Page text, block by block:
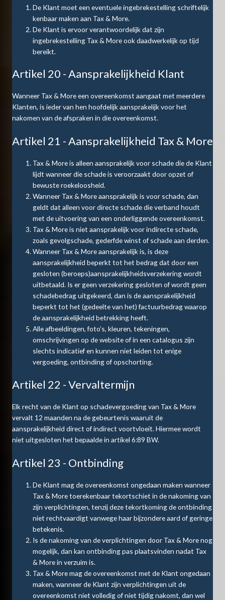
De Klant moet een eventuele ingebrekestelling schriftelijk
kenbaar maken aan Tax & More.
De Klant is ervoor verantwoordelijk dat zijn
ingebrekestelling Tax & More ook daadwerkelijk op tijd
bereikt.
Artikel 20 - Aansprakelijkheid Klant
Wanneer Tax & More een overeenkomst aangaat met meerdere
Klanten, is ieder van hen hoofdelijk aansprakelijk voor het
nakomen van de afspraken in die overeenkomst.
Artikel 21 - Aansprakelijkheid Tax & More
Tax & More is alleen aansprakelijk voor schade die de Klant
lijdt wanneer die schade is veroorzaakt door opzet of
bewuste roekeloosheid.
Wanneer Tax & More aansprakelijk is voor schade, dan
geldt dat alleen voor directe schade die verband houdt
met de uitvoering van een onderliggende overeenkomst.
Tax & More is niet aansprakelijk voor indirecte schade,
zoals gevolgschade, gederfde winst of schade aan derden.
Wanneer Tax & More aansprakelijk is, is deze
aansprakelijkheid beperkt tot het bedrag dat door een
gesloten (beroeps)aansprakelijkheidsverzekering wordt
uitbetaald. Is er geen verzekering gesloten of wordt geen
schadebedrag uitgekeerd, dan is de aansprakelijkheid
beperkt tot het (gedeelte van het) factuurbedrag waarop
de aansprakelijkheid betrekking heeft.
Alle afbeeldingen, foto’s, kleuren, tekeningen,
omschrijvingen op de website of in een catalogus zijn
slechts indicatief en kunnen niet leiden tot enige
vergoeding, ontbinding of opschorting.
Artikel 22 - Vervaltermijn
Elk recht van de Klant op schadevergoeding van Tax & More
vervalt 12 maanden na de gebeurtenis waaruit de
aansprakelijkheid direct of indirect voortvloeit. Hiermee wordt
niet uitgesloten het bepaalde in artikel 6:89 BW.
Artikel 23 - Ontbinding
De Klant mag de overeenkomst ongedaan maken wanneer
Tax & More toerekenbaar tekortschiet in de nakoming van
zijn verplichtingen, tenzij deze tekortkoming de ontbinding
niet rechtvaardigt vanwege haar bijzondere aard of geringe
betekenis.
Is de nakoming van de verplichtingen door Tax & More nog
mogelijk, dan kan ontbinding pas plaatsvinden nadat Tax
& More in verzuim is.
Tax & More mag de overeenkomst met de Klant ongedaan
maken, wanneer de Klant zijn verplichtingen uit de
overeenkomst niet volledig of niet tijdig nakomt, dan wel